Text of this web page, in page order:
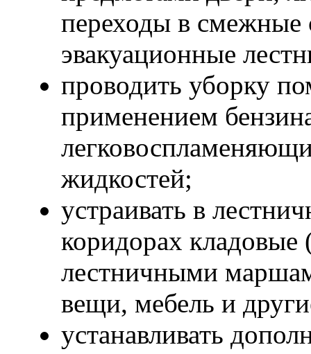
переходы в
эвакуационные
проводить уборку
применением
жидкостей;
устраивать в
коридорах кладовые
лестничными
вещи, мебель и
устанавливать